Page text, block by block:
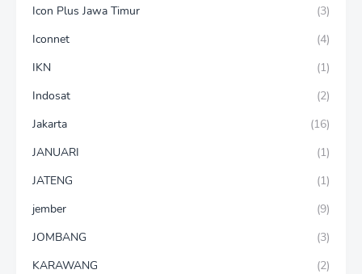
Icon Plus Jawa Timur
(3)
Iconnet
(4)
IKN
(1)
Indosat
(2)
Jakarta
(16)
JANUARI
(1)
JATENG
(1)
jember
(9)
JOMBANG
(3)
KARAWANG
(2)